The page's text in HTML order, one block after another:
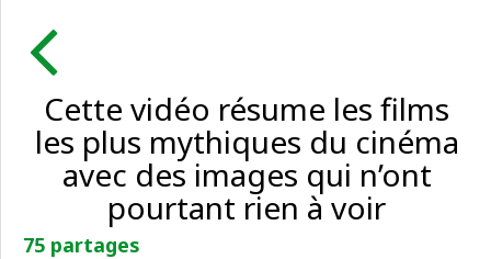
Cette vidéo résume les films
les plus mythiques du cinéma
avec des images qui n’ont
pourtant rien à voir
75 partages